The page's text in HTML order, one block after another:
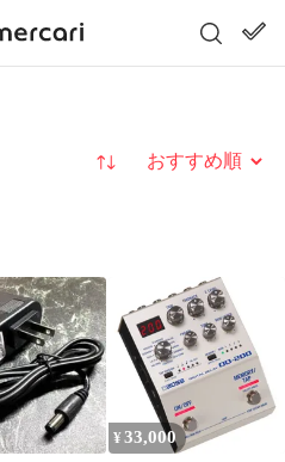
並び替え
¥ 33,000